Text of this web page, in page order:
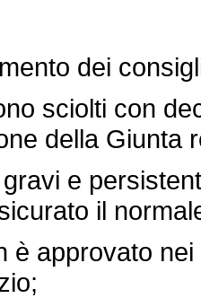
dei
sciolti con
della Giunta
e
il
approvato nei